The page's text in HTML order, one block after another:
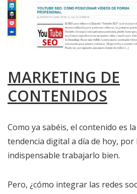
MARKETING DE
CONTENIDOS
Como ya sabéis, el contenido es
tendencia digital a día de hoy, por
indispensable trabajarlo bien.
Pero, ¿cómo integrar las redes